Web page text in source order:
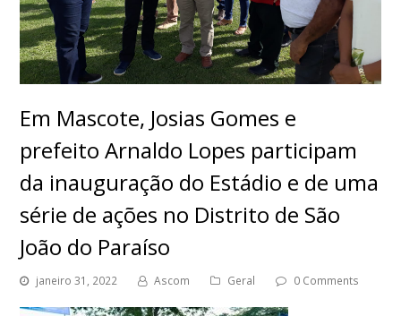
Em Mascote, Josias Gomes e
prefeito Arnaldo Lopes participam
da inauguração do Estádio e de uma
série de ações no Distrito de São
João do Paraíso
janeiro 31, 2022 Ascom Geral 0 Comments